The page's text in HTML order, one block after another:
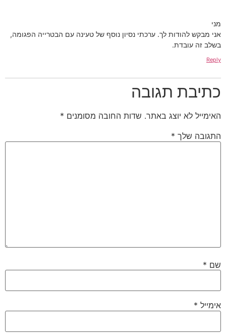
מני
אני מבקש להודות לך. ערכתי נסיון נוסף של טעינה עם הבטרייה הפגומה,
בשלב זה עובדת.
Reply
כתיבת תגובה
האימייל לא יוצג באתר. שדות החובה מסומנים *
התגובה שלך *
שם *
אימייל *